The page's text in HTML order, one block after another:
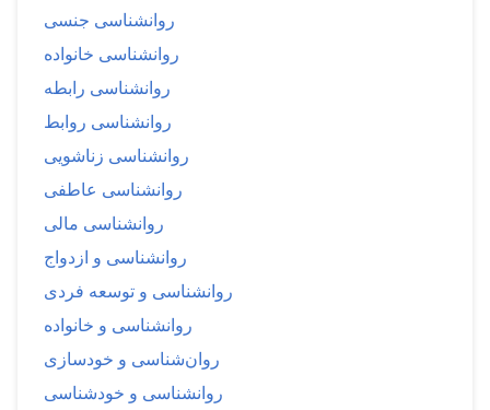
روانشناسی جنسی
روانشناسی خانواده
روانشناسی رابطه
روانشناسی روابط
روانشناسی زناشویی
روانشناسی عاطفی
روانشناسی مالی
روانشناسی و ازدواج
روانشناسی و توسعه فردی
روانشناسی و خانواده
روان‌شناسی و خودسازی
روانشناسی و خودشناسی